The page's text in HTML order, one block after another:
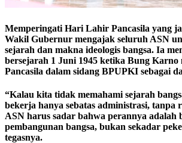
Memperingati Hari Lahir Pancasila yang
Wakil Gubernur mengajak seluruh ASN
sejarah dan makna ideologis bangsa. Ia
bersejarah 1 Juni 1945 ketika Bung Karno
Pancasila dalam sidang BPUPKI sebagai
“Kalau kita tidak memahami sejarah
bekerja hanya sebatas administrasi, tanpa
ASN harus sadar bahwa perannya adalah
pembangunan bangsa, bukan sekadar
tegasnya.